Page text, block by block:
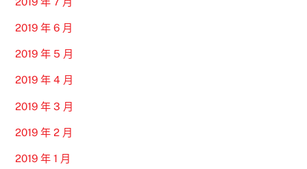
2019 年 6 月
2019 年 5 月
2019 年 4 月
2019 年 3 月
2019 年 2 月
2019 年 1 月